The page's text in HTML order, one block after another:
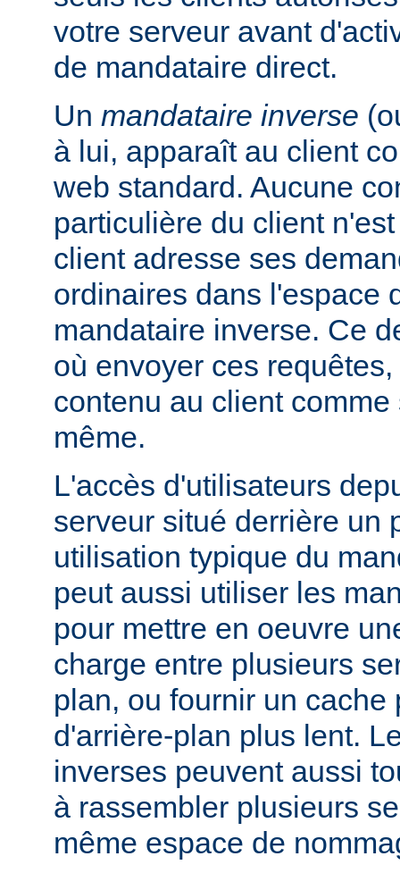
votre serveur avant
de mandataire direct.
Un mandataire inverse
à lui, apparaît au client
web standard. Aucune
particulière du client
client adresse ses
ordinaires dans l'espace
mandataire inverse. Ce
où envoyer ces
contenu au client
même.
L'accès d'utilisateurs
serveur situé derrière un
utilisation typique du
peut aussi utiliser les
pour mettre en oeuvre
charge entre plusieurs
plan, ou fournir un cache
d'arrière-plan plus lent.
inverses peuvent aussi
à rassembler plusieurs
même espace de